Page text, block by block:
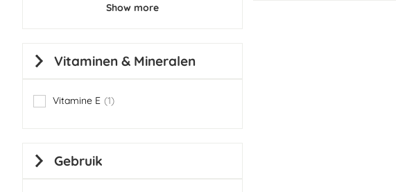
Show more
Vitaminen & Mineralen
Vitamine E 1
item
Gebruik